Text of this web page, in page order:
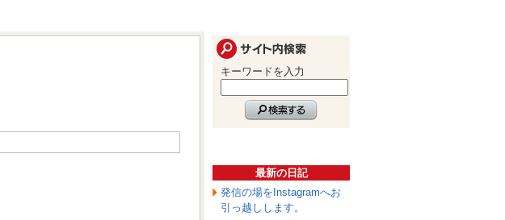
キーワードを入力
最新の日記
発信の場をInstagramへお
引っ越しします。